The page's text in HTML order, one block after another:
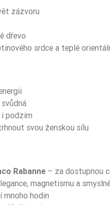
zázvoru
dřevo
srdce a teplé
i podzim
svou ženskou sílu
Rabanne – za dostupnou
magnetismu a
mnoho hodin